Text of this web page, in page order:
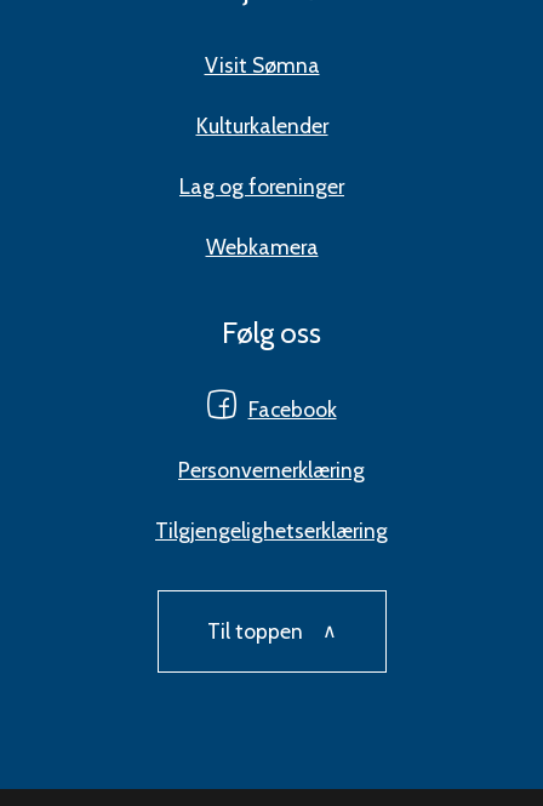
Visit Sømna
Kulturkalender
Lag og foreninger
Webkamera
Følg oss
Facebook
Personvernerklæring
Tilgjengelighetserklæring
Til toppen